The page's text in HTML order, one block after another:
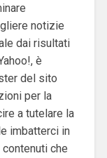
notizie
dai risultati
è
del sito
per la
a tutelare la
imbatterci in
che